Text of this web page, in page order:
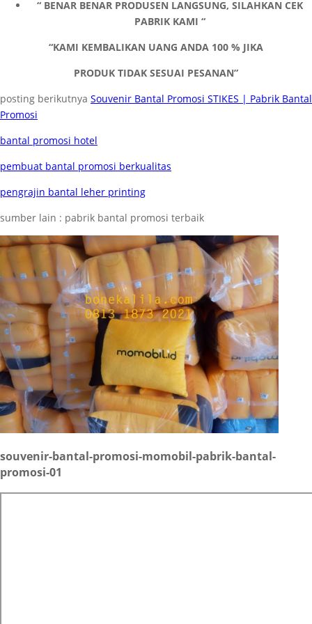
“ BENAR BENAR PRODUSEN LANGSUNG, SILAHKAN CEK
PABRIK KAMI “
“KAMI KEMBALIKAN UANG ANDA 100 % JIKA
PRODUK TIDAK SESUAI PESANAN”
posting berikutnya Souvenir Bantal Promosi STIKES | Pabrik Bantal
Promosi
bantal promosi hotel
pembuat bantal promosi berkualitas
pengrajin bantal leher printing
sumber lain : pabrik bantal promosi terbaik
souvenir-bantal-promosi-momobil-pabrik-bantal-
promosi-01